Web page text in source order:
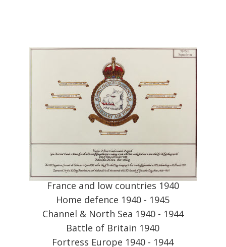
France and low countries 1940
Home defence 1940 - 1945
Channel & North Sea 1940 - 1944
Battle of Britain 1940
Fortress Europe 1940 - 1944